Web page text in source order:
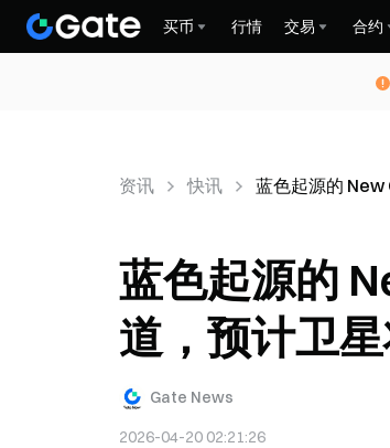
买币 行情 交易 合约
资讯 快讯 蓝色起源的
蓝色起源的
道，预计卫
Gate News
2026-04-20 02:21:26